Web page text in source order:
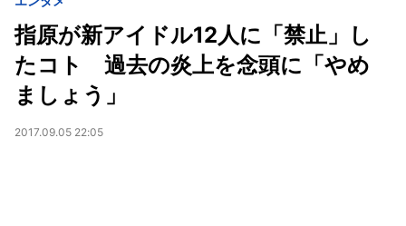
指原が新アイドル12人に「禁止」し
たコト 過去の炎上を念頭に「やめ
ましょう」
2017.09.05 22:05